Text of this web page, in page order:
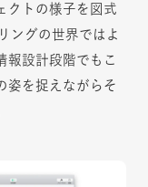
クトの様子を図式
ングの世界ではよ
報設計段階でもこ
姿を捉えながらそ